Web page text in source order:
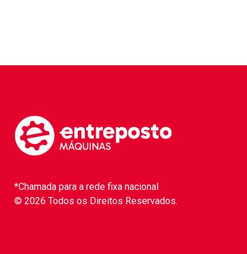
*Chamada para a rede fixa nacional
© 2026 Todos os Direitos Reservados.